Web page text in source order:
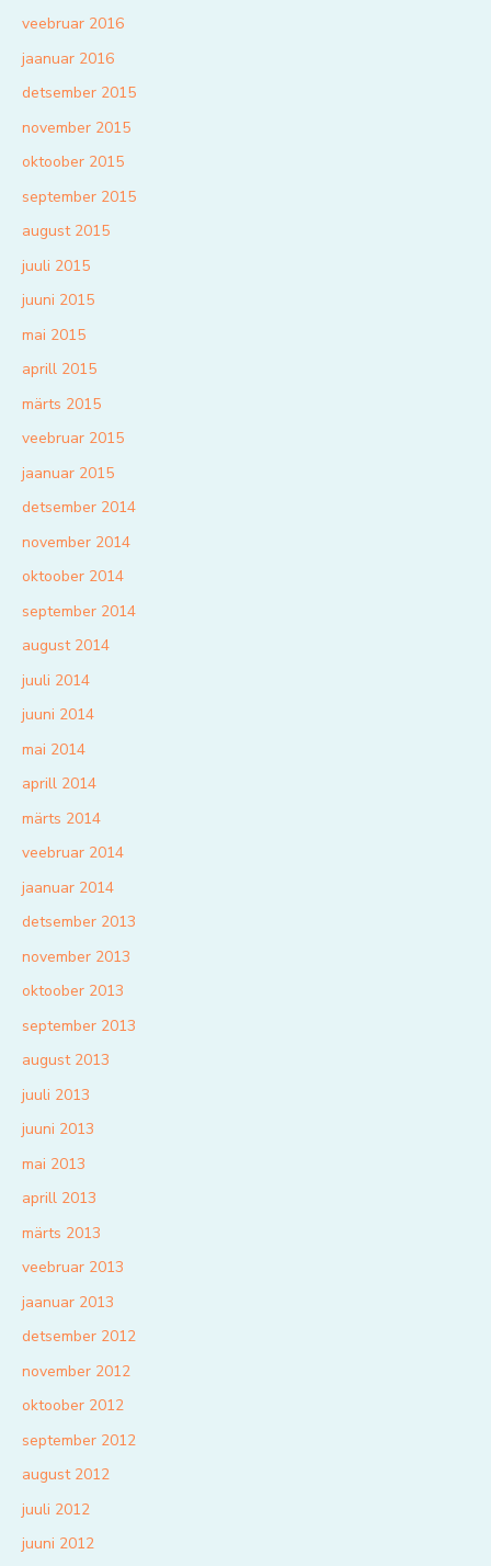
veebruar 2016
jaanuar 2016
detsember 2015
november 2015
oktoober 2015
september 2015
august 2015
juuli 2015
juuni 2015
mai 2015
aprill 2015
märts 2015
veebruar 2015
jaanuar 2015
detsember 2014
november 2014
oktoober 2014
september 2014
august 2014
juuli 2014
juuni 2014
mai 2014
aprill 2014
märts 2014
veebruar 2014
jaanuar 2014
detsember 2013
november 2013
oktoober 2013
september 2013
august 2013
juuli 2013
juuni 2013
mai 2013
aprill 2013
märts 2013
veebruar 2013
jaanuar 2013
detsember 2012
november 2012
oktoober 2012
september 2012
august 2012
juuli 2012
juuni 2012